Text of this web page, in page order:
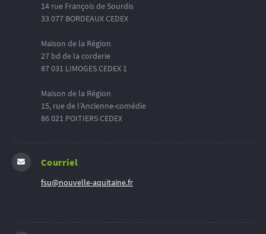
14 rue François de Sourdis
33 077 BORDEAUX CEDEX
Maison de la Région
27 bd de la corderie
87 031 LIMOGES CEDEX 1
Maison de la Région
15, rue de l’Ancienne-comédie
86 021 POITIERS CEDEX
Courriel
fsu@nouvelle-aquitaine.fr